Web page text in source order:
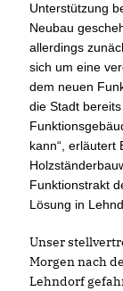
Unterstützung
Neubau
allerdings
sich um eine
dem neuen
die Stadt
kann“, erläutert
Funktionstrakt
Lösung in
Unser
Morgen nach
Lehndorf